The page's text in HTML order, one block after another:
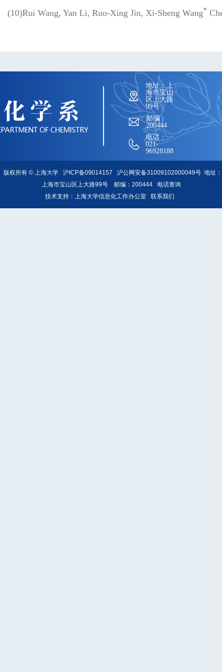
(10)Rui Wang, Yan Li, Ruo-Xing Jin, Xi-Sheng Wang*
地址：上
海市宝山
区上大路
99号
邮编：
200444
电话：
021-
96928188
版权所有 ©上海大学 沪ICP备09014157 沪公网安备31009102000049号地址：
上海市宝山区上大路99号 邮编：200444 电话查询
技术支持：
上海大学信息化工作办公室 联系我们